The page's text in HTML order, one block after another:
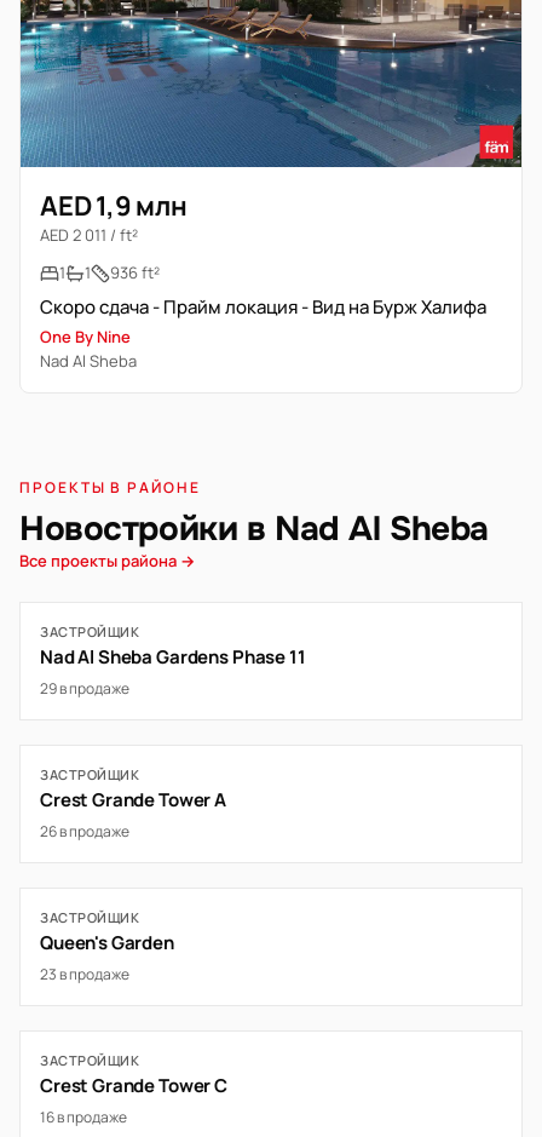
AED 1,9 млн
AED 2 011 / ft²
1
1 936 ft²
Скоро сдача - Прайм локация - Вид на Бурж Халифа
One By Nine
Nad Al Sheba
ПРОЕКТЫ В РАЙОНЕ
Новостройки в Nad Al Sheba
Все проекты района →
ЗАСТРОЙЩИК
Nad Al Sheba Gardens Phase 11
29 в продаже
ЗАСТРОЙЩИК
Crest Grande Tower A
26 в продаже
ЗАСТРОЙЩИК
Queen's Garden
23 в продаже
ЗАСТРОЙЩИК
Crest Grande Tower C
16 в продаже